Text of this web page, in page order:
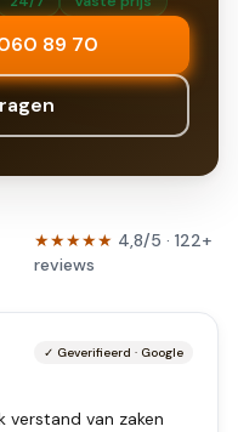
89 70
★★★★★ 4,8/5 · 122+
reviews
✓ Geverifieerd · Google
verstand van zaken